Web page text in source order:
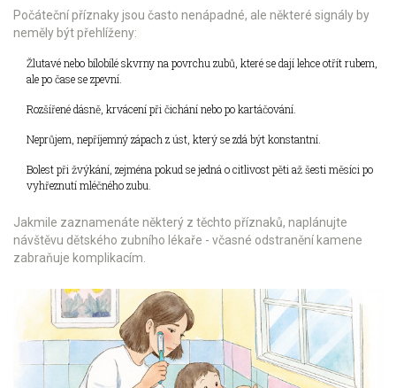
Počáteční příznaky jsou často nenápadné, ale některé signály by
neměly být přehlíženy:
Žlutavé nebo bílobílé skvrny na povrchu zubů, které se dají lehce otřít rubem,
ale po čase se zpevní.
Rozšířené dásně, krvácení při čichání nebo po kartáčování.
Neprůjem, nepříjemný zápach z úst, který se zdá být konstantní.
Bolest při žvýkání, zejména pokud se jedná o citlivost pěti až šesti měsíci po
vyhřeznutí mléčného zubu.
Jakmile zaznamenáte některý z těchto příznaků, naplánujte
návštěvu dětského zubního lékaře - včasné odstranění kamene
zabraňuje komplikacím.